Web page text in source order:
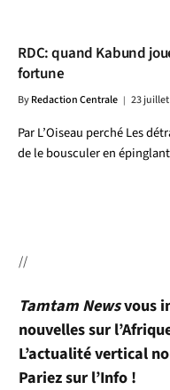
RDC: quand Kabund
fortune
ByRedaction Centrale 23
Par L’Oiseau perché Les
de le bousculer en
//
Tamtam Newsvous
nouvelles sur
L’actualité vertical
Pariez sur l’Info !